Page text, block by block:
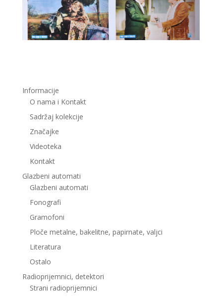
Informacije
O nama i Kontakt
Sadržaj kolekcije
Značajke
Videoteka
Kontakt
Glazbeni automati
Glazbeni automati
Fonografi
Gramofoni
Ploče metalne, bakelitne, papirnate, valjci
Literatura
Ostalo
Radioprijemnici, detektori
Strani radioprijemnici